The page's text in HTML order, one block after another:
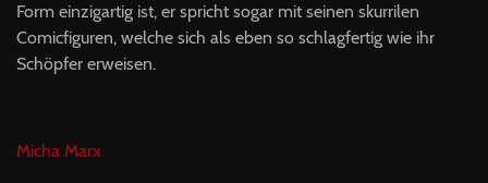
Form einzigartig ist, er spricht sogar mit seinen skurrilen
Comicfiguren, welche sich als eben so schlagfertig wie ihr
Schöpfer erweisen.
Micha Marx